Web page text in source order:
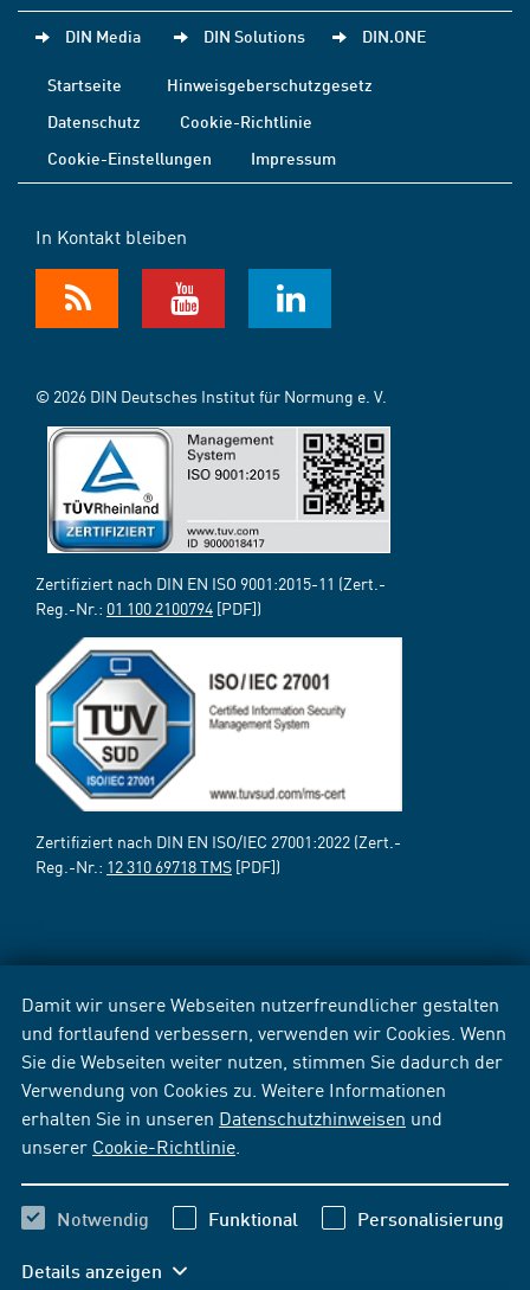
Damit wir unsere Webseiten nutzerfreundlicher gestalten
und fortlaufend verbessern, verwenden wir Cookies. Wenn
Sie die Webseiten weiter nutzen, stimmen Sie dadurch der
Verwendung von Cookies zu. Weitere Informationen
erhalten Sie in unseren Datenschutzhinweisen und
unserer Cookie-Richtlinie
Notwendig Funktional Personalisierung
Details anzeigen
DIN Media DIN Solutions DIN.ONE
Startseite
Hinweisgeberschutzgesetz
Datenschutz
Cookie-Richtlinie
Cookie-Einstellungen
Impressum
In Kontakt bleiben
© 2026 DIN Deutsches Institut für Normung e. V.
Zertifiziert nach DIN EN ISO 9001:2015-11 (Zert.-
Reg.-Nr.: 01 100 2100794 [PDF])
Zertifiziert nach DIN EN ISO/IEC 27001:2022 (Zert.-
Reg.-Nr.: 12 310 69718 TMS [PDF])